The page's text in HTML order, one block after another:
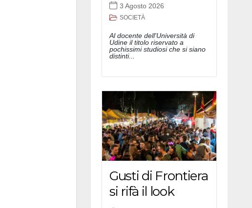
3 Agosto 2026
SOCIETÀ
Al docente dell'Università di
Udine il titolo riservato a
pochissimi studiosi che si siano
distinti...
Gusti di Frontiera
si rifà il look